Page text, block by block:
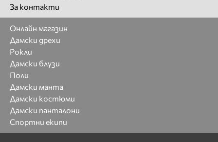
За контакти
Онлайн магазин
Дамски дрехи
Рокли
Дамски блузи
Поли
Дамски манта
Дамски костюми
Дамски панталони
Спортни екипи